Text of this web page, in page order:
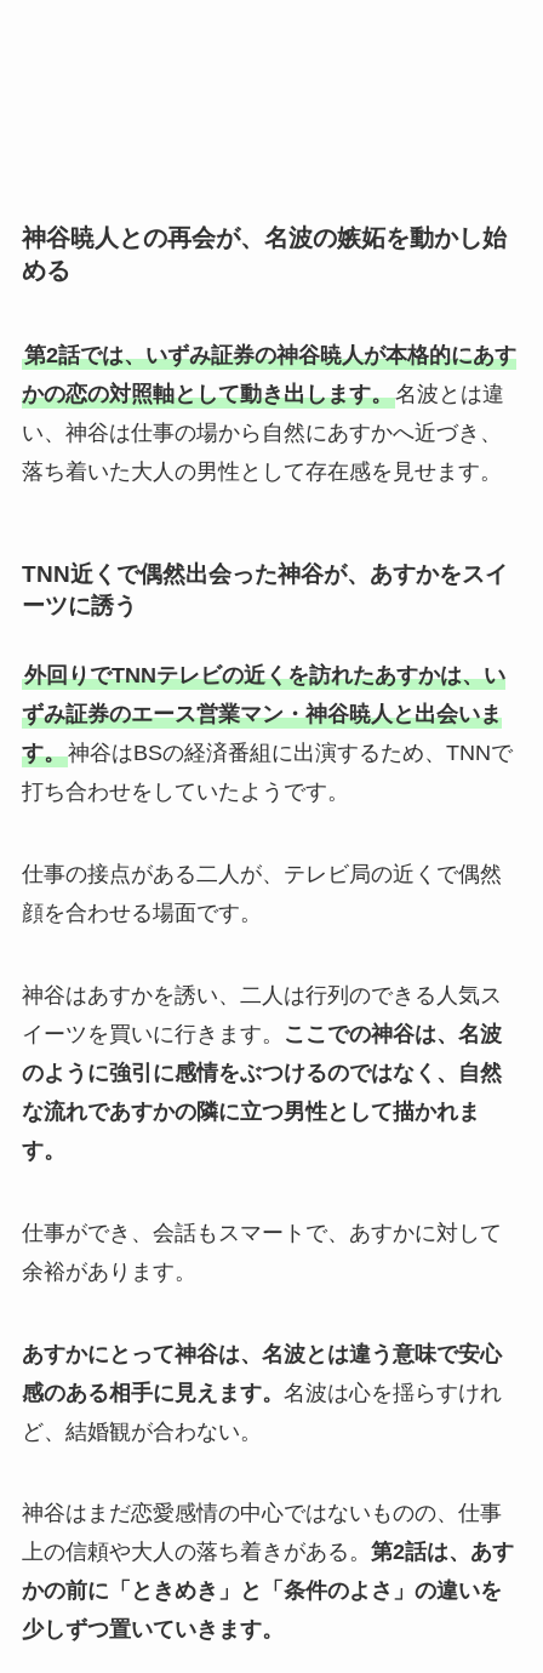
神谷暁人との再会が、名波の嫉妬を動かし始
める
第2話では、いずみ証券の神谷暁人が本格的にあす
かの恋の対照軸として動き出します。名波とは違
い、神谷は仕事の場から自然にあすかへ近づき、
落ち着いた大人の男性として存在感を見せます。
TNN近くで偶然出会った神谷が、あすかをスイ
ーツに誘う
外回りでTNNテレビの近くを訪れたあすかは、い
ずみ証券のエース営業マン・神谷暁人と出会いま
す。神谷はBSの経済番組に出演するため、TNNで
打ち合わせをしていたようです。
仕事の接点がある二人が、テレビ局の近くで偶然
顔を合わせる場面です。
神谷はあすかを誘い、二人は行列のできる人気ス
イーツを買いに行きます。
ここでの神谷は、名波
のように強引に感情をぶつけるのではなく、自然
な流れであすかの隣に立つ男性として描かれま
す。
仕事ができ、会話もスマートで、あすかに対して
余裕があります。
あすかにとって神谷は、名波とは違う意味で安心
感のある相手に見えます。 名波は心を揺らすけれ
ど、結婚観が合わない。
神谷はまだ恋愛感情の中心ではないものの、仕事
上の信頼や大人の落ち着きがある。 第2話は、あす
かの前に「ときめき」と「条件のよさ」の違いを
少しずつ置いていきます。